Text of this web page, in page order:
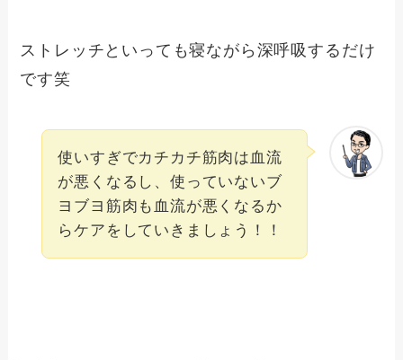
ストレッチといっても寝ながら深呼吸するだけ
です笑
使いすぎでカチカチ筋肉は血流
が悪くなるし、使っていないブ
ヨブヨ筋肉も血流が悪くなるか
らケアをしていきましょう！！